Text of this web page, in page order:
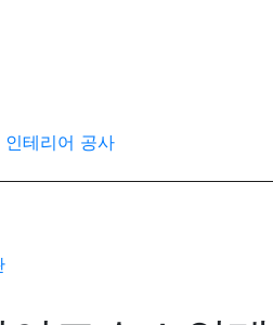
테리어 공사